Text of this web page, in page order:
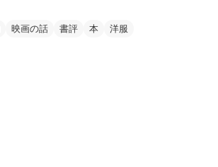
映画の話 書評 本
洋服